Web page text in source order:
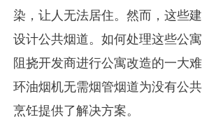
染，让人无法居住。然而，这些
设计公共烟道。如何处理这些公
阻挠开发商进行公寓改造的一大
环油烟机无需烟管烟道为没有公
烹饪提供了解决方案。